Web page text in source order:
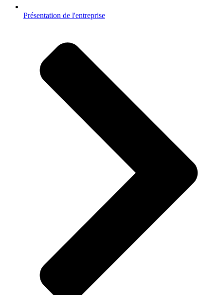
Présentation de l'entreprise